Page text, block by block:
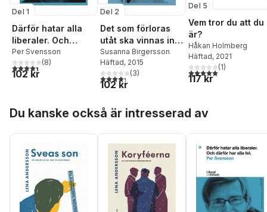
Del 1
Därför hatar alla
liberaler. Och
därför har alla fel.
Per Svensson
4,4utav 5 stjärnor. Totalt antal röster:
(8)
102 kr
Del 2
Det som förloras
utåt ska vinnas inåt
– Danmark från
Kierkegaard till
Kjærsgaard
Susanna Birgersson
Häftad, 2015
4,3utav 5 stjärnor. Totalt antal röster:
(3)
102 kr
Del 5
Vem tror du att du
är?
Håkan Holmberg
Häftad, 2021
5,0utav 5 stjärnor.
(1)
117 kr
Du kanske också är intresserad av